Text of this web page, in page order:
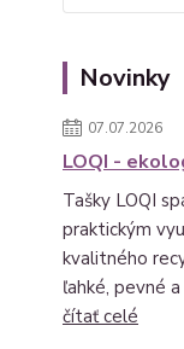
Novinky
07.07.2026
LOQI -
Tašky LOQI
praktickým
kvalitného
ľahké, pevné
čítať celé